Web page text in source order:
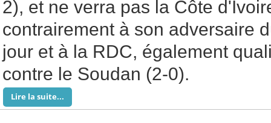
2), et ne verra pas la Côte
contrairement à son adversaire
jour et à la RDC, également
contre le Soudan (2-0).
Lire la suite...